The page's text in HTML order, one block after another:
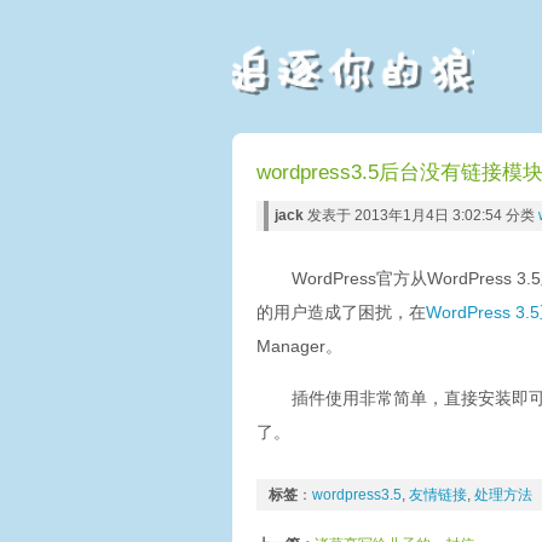
wordpress3.5后台没有链接模
jack 发表于 2013年1月4日 3:02:54 分类
WordPress官方从WordPress
的用户造成了困扰，在WordPress
Manager。
插件使用非常简单，直接安装即
了。
标签 ： wordpress3.5, 友情链接, 处理方法